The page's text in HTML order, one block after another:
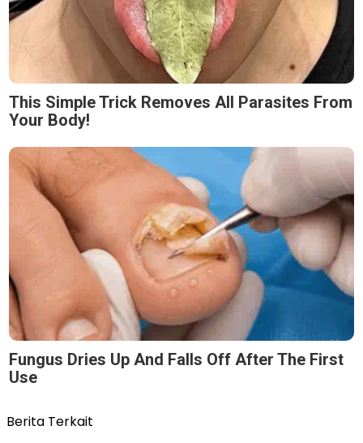
This Simple Trick Removes All Parasites From
Your Body!
Fungus Dries Up And Falls Off After The First
Use
Berita Terkait